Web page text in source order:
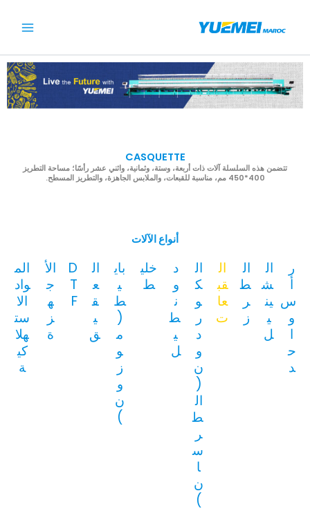
CASQUETTE
تتضمن هذه السلسلة آلات ذات أربعة، وستة، وثمانية، واثني عشر رأسًا؛ مساحة التطريز
400*450 مم، مناسبة للقبعات، والملابس الجاهزة، والتطريز المسطح.
أنواع الآلات
ر
أ
س
و
ا
ح
د
ال
ش
ين
ي
ل
ال
ط
ر
ز
ال
قب
عا
ت
ال
ك
و
ر
د
و
ن
(
ال
ط
ر
س
ا
ن
)
د
و
ن
ط
ي
ل
خلي
ط
باي
ي
ط
(
م
و
ز
و
ن
)
ال
ع
ق
ي
ق
D
T
F
الأ
ج
ه
ز
ة
الم
واد
الا
ست
هلا
كي
ة